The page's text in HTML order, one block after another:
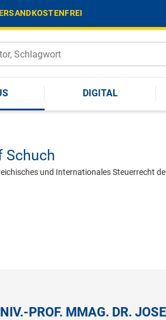
DIGITAL
Schuch
und Internationales Steuerrecht
PROF. MMAG. DR.